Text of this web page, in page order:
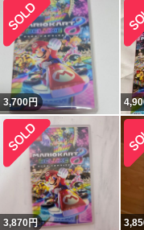
3,700円
3,870円